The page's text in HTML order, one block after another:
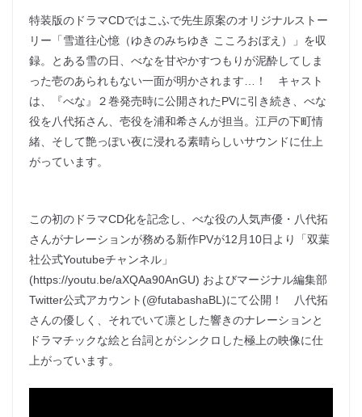
特装版のドラマCDではこふで先生原案のオリジナルストー
リー「雪道往心憶（ゆきのみちゆき こころおぼえ）」を収
録。とある雪の日、べなを甘やかすつもりが泥酔してしま
った壱のあられもない一面が明かされます…！ キャスト
は、『べな』２巻発売時に公開されたPVに引き続き、べな
役を八代拓さん、壱役を浦和希さんが担当。江戸の下町情
緒、そして艶っぽい夜に浸れる素晴らしいサウンドに仕上
がっています。
この初のドラマCD化を記念し、べな役の人気声優・八代拓
さんがナレーションが務める新作PVが12月10日より「双葉
社公式Youtubeチャンネル」
(https://youtu.be/aXQAa90AnGU) およびマージナル編集部
Twitter公式アカウント(@futabashaBL)にて公開！ 八代拓
さんの優しく、それでいて凛とした響きのナレーションと
ドラマチックな絵と台詞とがシンクロした極上の映像に仕
上がっています。